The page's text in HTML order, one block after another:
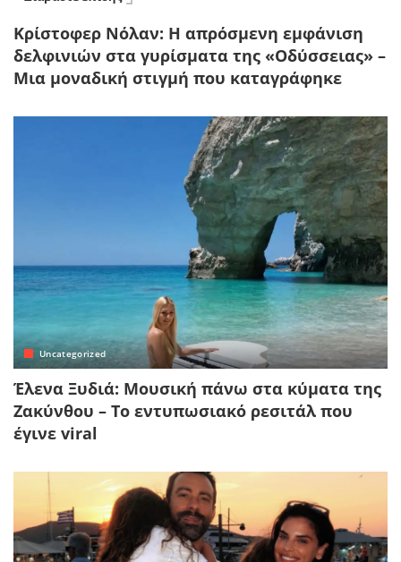
Κρίστοφερ Νόλαν: Η απρόσμενη εμφάνιση
δελφινιών στα γυρίσματα της «Οδύσσειας» –
Μια μοναδική στιγμή που καταγράφηκε
Uncategorized
Έλενα Ξυδιά: Μουσική πάνω στα κύματα της
Ζακύνθου – Το εντυπωσιακό ρεσιτάλ που
έγινε viral